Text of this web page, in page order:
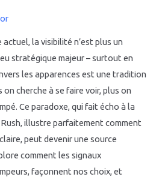
actuel, la visibilité n’est plus un
stratégique majeur – surtout en
les apparences est une tradition
cherche à se faire voir, plus on
Ce paradoxe, qui fait écho à la
illustre parfaitement comment
peut devenir une source
comment les signaux
façonnent nos choix, et